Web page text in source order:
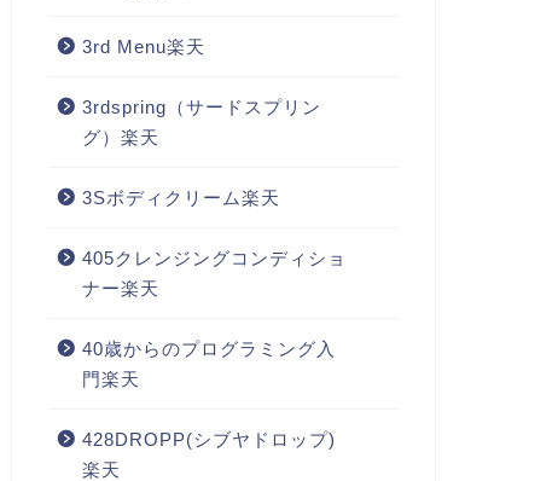
3rd Menu楽天
3rdspring（サードスプリン
グ）楽天
3Sボディクリーム楽天
405クレンジングコンディショ
ナー楽天
40歳からのプログラミング入
門楽天
428DROPP(シブヤドロップ)
楽天